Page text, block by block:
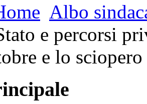
Albo
e percorsi
e lo